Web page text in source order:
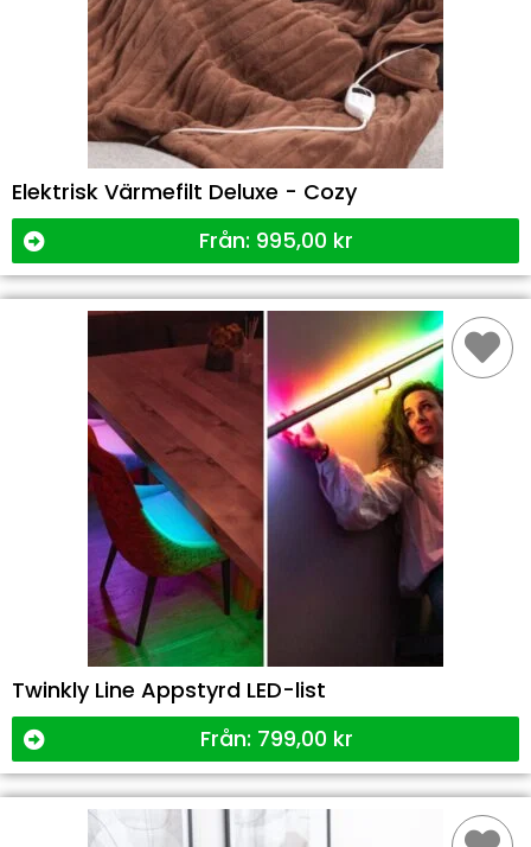
Elektrisk Värmefilt Deluxe - Cozy
Från: 995,00 kr
Twinkly Line Appstyrd LED-list
Från: 799,00 kr